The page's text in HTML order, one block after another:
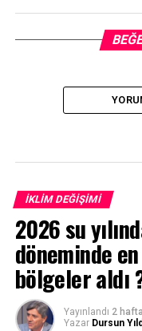
İKLIM DEĞIŞIMI
2026 su
döneminde
bölgeler aldı
Yayınlandı 2
Yazar Dursun